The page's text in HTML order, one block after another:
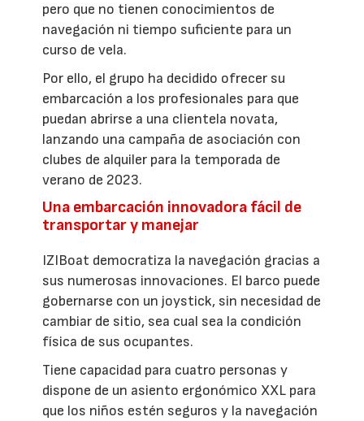
pero que no tienen conocimientos de
navegación ni tiempo suficiente para un
curso de vela.
Por ello, el grupo ha decidido ofrecer su
embarcación a los profesionales para que
puedan abrirse a una clientela novata,
lanzando una campaña de asociación con
clubes de alquiler para la temporada de
verano de 2023.
Una embarcación innovadora fácil de
transportar y manejar
IZIBoat democratiza la navegación gracias a
sus numerosas innovaciones. El barco puede
gobernarse con un joystick, sin necesidad de
cambiar de sitio, sea cual sea la condición
física de sus ocupantes.
Tiene capacidad para cuatro personas y
dispone de un asiento ergonómico XXL para
que los niños estén seguros y la navegación